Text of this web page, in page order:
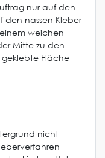
nur auf den
nassen Kleber
weichen
Mitte zu den
geklebte Fläche
nicht